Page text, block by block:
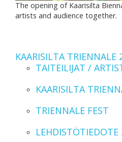
The opening of Kaarisilta
artists and audience together.
KAARISILTA TRIENNALE
TAITEILIJAT /
KAARISILTA
TRIENNALE FEST
LEHDISTÖTIEDOTE